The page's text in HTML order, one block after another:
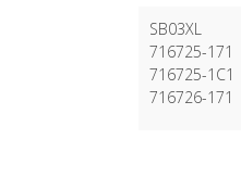
SB03XL
716725-171
716725-1C1
716726-171